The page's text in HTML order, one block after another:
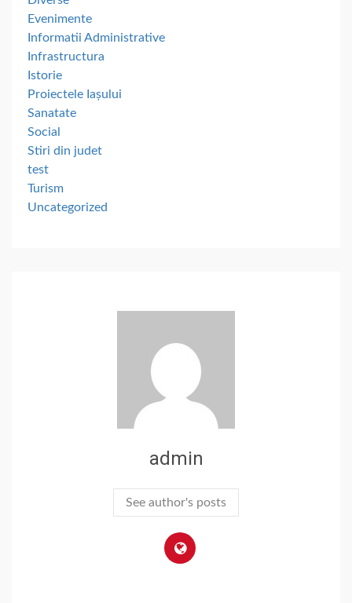
Evenimente
Informatii Administrative
Infrastructura
Istorie
Proiectele Iașului
Sanatate
Social
Stiri din judet
test
Turism
Uncategorized
admin
See author's posts